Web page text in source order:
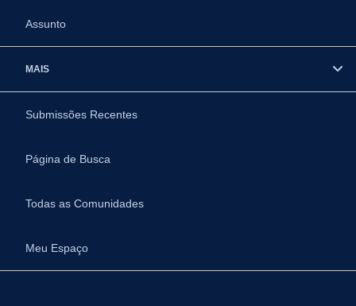
Assunto
MAIS
Submissões Recentes
Página de Busca
Todas as Comunidades
Meu Espaço